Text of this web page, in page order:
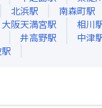
北浜駅 南森町駅
大阪天満宮駅 相川
井高野駅 中津
駅